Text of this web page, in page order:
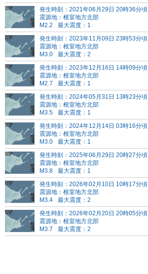
発生時刻：2021年06月29日 20時36分頃
震源地：根室地方北部
M2.2
最大震度：1
発生時刻：2023年11月09日 23時53分頃
震源地：根室地方北部
M3.0
最大震度：2
発生時刻：2023年12月16日 14時09分頃
震源地：根室地方北部
M2.7
最大震度：1
発生時刻：2024年05月31日 13時23分頃
震源地：根室地方北部
M3.5
最大震度：1
発生時刻：2024年12月14日 03時16分頃
震源地：根室地方北部
M3.0
最大震度：1
発生時刻：2025年06月29日 20時27分頃
震源地：根室地方北部
M3.8
最大震度：1
発生時刻：2026年02月10日 10時17分頃
震源地：根室地方北部
M3.4
最大震度：2
発生時刻：2026年02月20日 20時05分頃
震源地：根室地方北部
M3.7
最大震度：2